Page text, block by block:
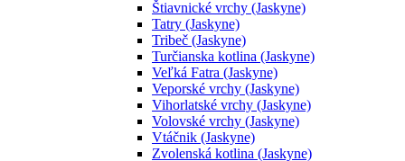
Štiavnické vrchy (Jaskyne)
Tatry (Jaskyne)
Tribeč (Jaskyne)
Turčianska kotlina (Jaskyne)
Veľká Fatra (Jaskyne)
Veporské vrchy (Jaskyne)
Vihorlatské vrchy (Jaskyne)
Volovské vrchy (Jaskyne)
Vtáčnik (Jaskyne)
Zvolenská kotlina (Jaskyne)